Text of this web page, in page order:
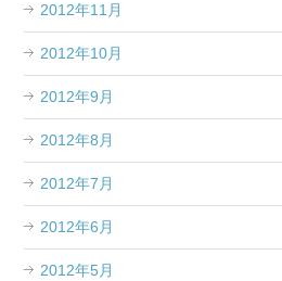
2012年11月
2012年10月
2012年9月
2012年8月
2012年7月
2012年6月
2012年5月